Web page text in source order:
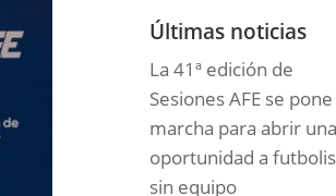
Últimas noticias
La 41ª edición de
Sesiones AFE se
marcha para abrir una
oportunidad a
sin equipo